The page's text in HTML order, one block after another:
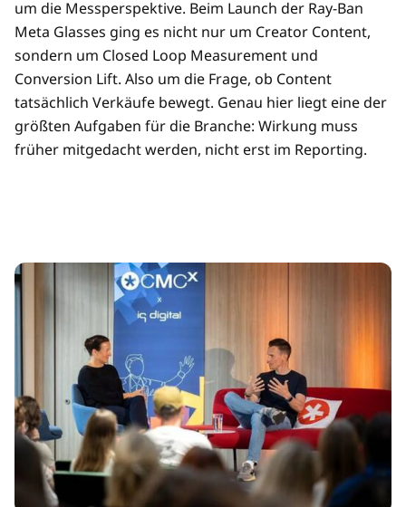
um die Messperspektive. Beim Launch der Ray-Ban
Meta Glasses ging es nicht nur um Creator Content,
sondern um Closed Loop Measurement und
Conversion Lift. Also um die Frage, ob Content
tatsächlich Verkäufe bewegt. Genau hier liegt eine der
größten Aufgaben für die Branche: Wirkung muss
früher mitgedacht werden, nicht erst im Reporting.